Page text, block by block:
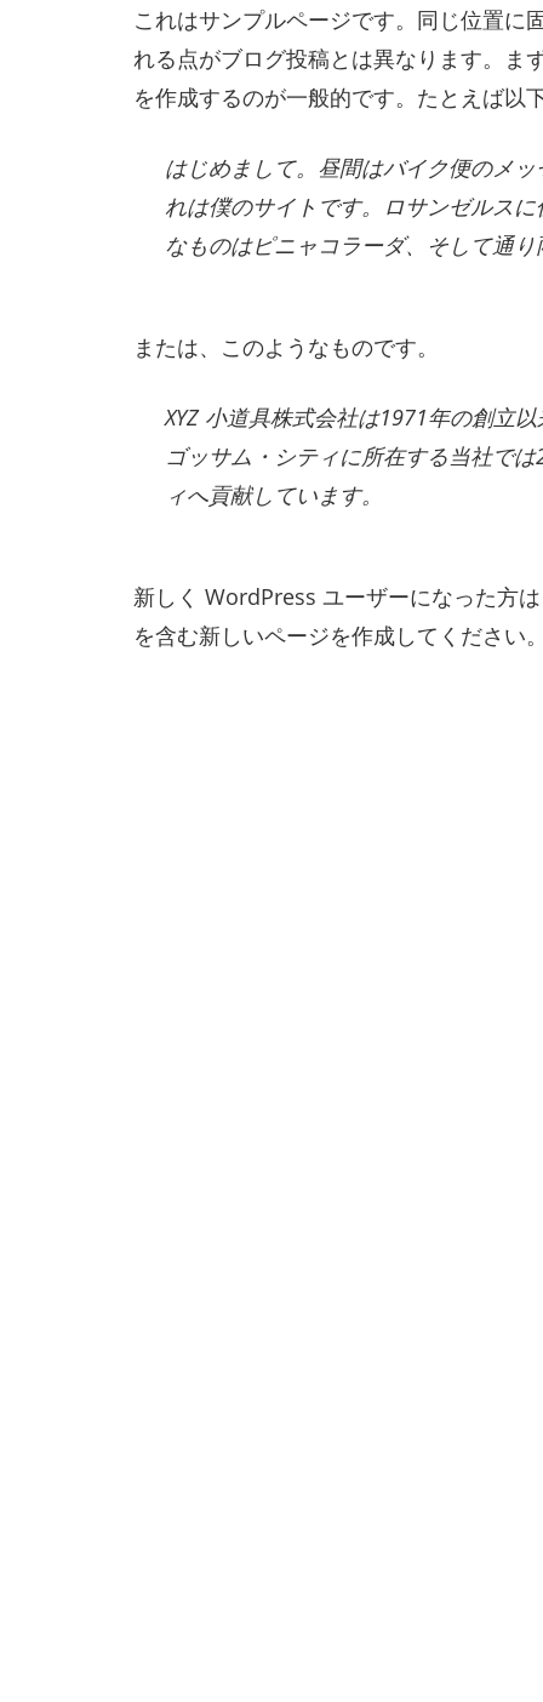
これはサンプルページです。同じ位置に
れる点がブログ投稿とは異なります。ま
を作成するのが一般的です。たとえば以
はじめまして。昼間はバイク便のメ
れは僕のサイトです。ロサンゼルス
なものはピニャコラーダ、そして通
または、このようなものです。
XYZ 小道具株式会社は1971年の創立
ゴッサム・シティに所在する当社で
ィへ貢献しています。
新しく WordPress ユーザーになった方
を含む新しいページを作成してください